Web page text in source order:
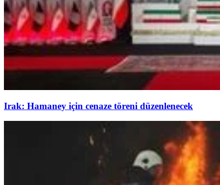
Irak: Hamaney için cenaze töreni düzenlenecek